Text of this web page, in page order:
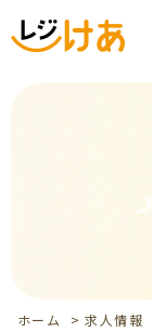
ホーム >求人情報